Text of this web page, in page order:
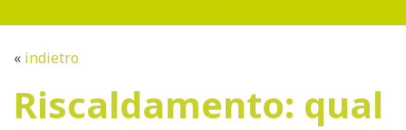
« indietro
Riscaldamento: qual